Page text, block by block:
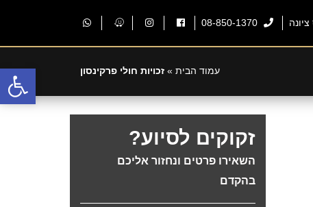
08-850-1370
עמוד הבית» זכויות חולי פרקינסון
זקוקים לסיוע?
השאירו פרטים ונחזור אליכם
בהקדם